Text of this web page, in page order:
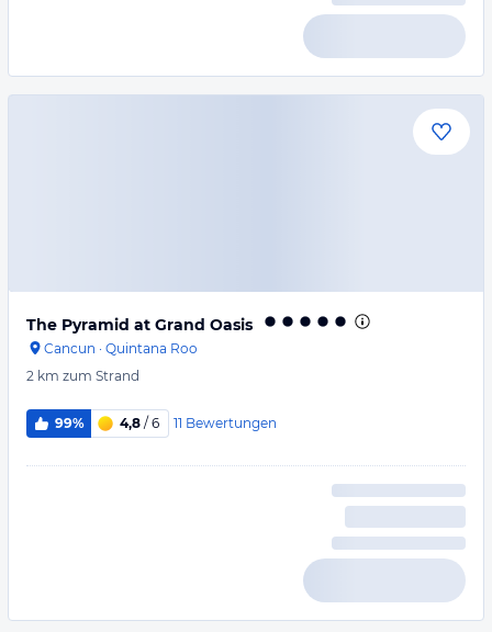
The Pyramid at Grand Oasis
Cancun · Quintana Roo
2 km zum Strand
99% 4,8 / 6 11 Bewertungen